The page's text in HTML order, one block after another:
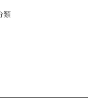
類